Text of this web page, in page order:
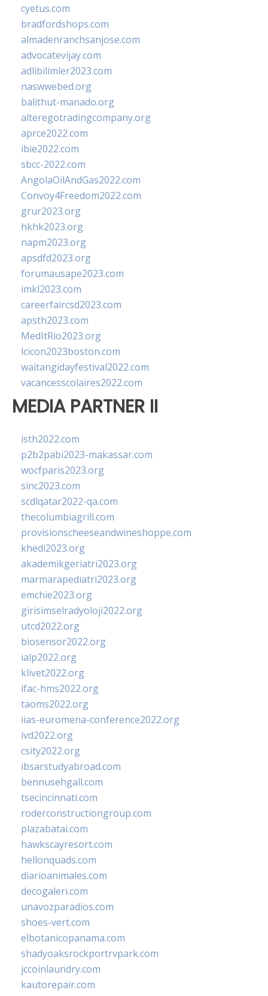
cyetus.com
bradfordshops.com
almadenranchsanjose.com
advocatevijay.com
adlibilimler2023.com
naswwebed.org
balithut-manado.org
alteregotradingcompany.org
aprce2022.com
ibie2022.com
sbcc-2022.com
AngolaOilAndGas2022.com
Convoy4Freedom2022.com
grur2023.org
hkhk2023.org
napm2023.org
apsdfd2023.org
forumausape2023.com
imkl2023.com
careerfaircsd2023.com
apsth2023.com
MedItRio2023.org
lcicon2023boston.com
waitangidayfestival2022.com
vacancesscolaires2022.com
MEDIA PARTNER II
isth2022.com
p2b2pabi2023-makassar.com
wocfparis2023.org
sinc2023.com
scdlqatar2022-qa.com
thecolumbiagrill.com
provisionscheeseandwineshoppe.com
khedi2023.org
akademikgeriatri2023.org
marmarapediatri2023.org
emchie2023.org
girisimselradyoloji2022.org
utcd2022.org
biosensor2022.org
ialp2022.org
klivet2022.org
ifac-hms2022.org
taoms2022.org
iias-euromena-conference2022.org
ivd2022.org
csity2022.org
ibsarstudyabroad.com
bennusehgall.com
tsecincinnati.com
roderconstructiongroup.com
plazabatai.com
hawkscayresort.com
hellonquads.com
diarioanimales.com
decogaleri.com
unavozparadios.com
shoes-vert.com
elbotanicopanama.com
shadyoaksrockportrvpark.com
jccoinlaundry.com
kautorepair.com